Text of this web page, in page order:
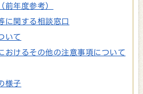
前年度参考）
に関する相談窓口
いて
おけるその他の注意事項について
様子